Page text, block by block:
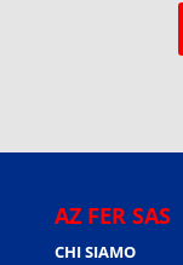
AZ FER SAS
CHI SIAMO